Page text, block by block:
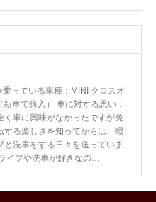
っている車種：MINI クロスオ
車で購入） 車に対する思い：
く車に興味がなかったですが免
する楽しさを知ってからは、暇
と洗車をする日々を送っていま
イブや洗車が好きなの…